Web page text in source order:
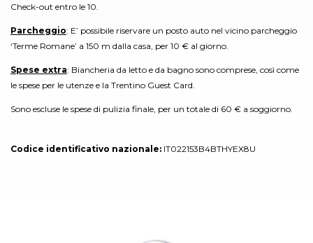
Check-out entro le 10.
Parcheggio: E’ possibile riservare un posto auto nel vicino parcheggio
‘Terme Romane’ a 150 m dalla casa, per 10 € al giorno.
Spese extra: Biancheria da letto e da bagno sono comprese, così come
le spese per le utenze e la Trentino Guest Card.
Sono escluse le spese di pulizia finale, per un totale di 60 € a soggiorno.
Codice identificativo nazionale: IT022153B4BTHYEX8U